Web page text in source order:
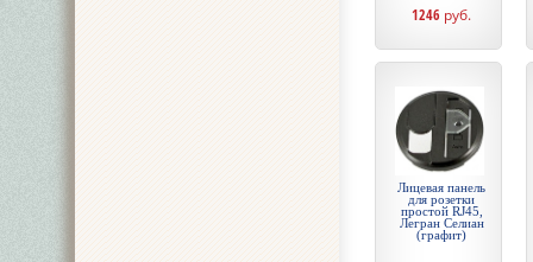
1246 руб.
Лицевая панель
для розетки
простой RJ45,
Легран Селиан
(графит)